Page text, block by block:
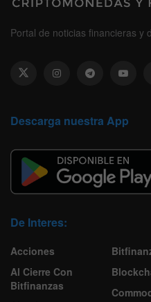
Portal de noticias financieras y
Descarga nuestra App
De Interes:
Acciones
Al Cierre Con
Bitfinanzas